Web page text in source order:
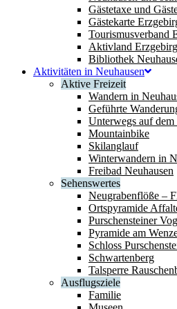
Gästetaxe und
Gästekarte
Tourismusverband
Aktivland
Bibliothek
Aktivitäten in Neuhausen
Aktive Freizeit
Wandern in
Geführte
Unterwegs auf
Mountainbike
Skilanglauf
Winterwandern in
Freibad Neuhausen
Sehenswertes
Neugrabenflöße –
Ortspyramide
Purschensteiner
Pyramide am
Schloss
Schwartenberg
Talsperre
Ausflugsziele
Familie